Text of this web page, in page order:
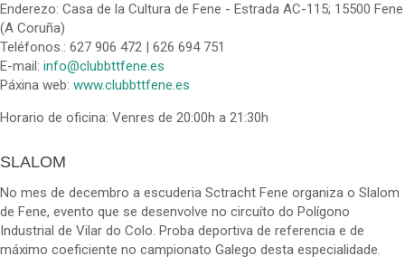
Enderezo: Casa de la Cultura de Fene - Estrada AC-115; 15500 Fene
(A Coruña)
Teléfonos.: 627 906 472 | 626 694 751
E-mail: info@clubbttfene.es
Páxina web: www.clubbttfene.es
Horario de oficina: Venres de 20:00h a 21:30h
SLALOM
No mes de decembro a escuderia Sctracht Fene organiza o Slalom
de Fene, evento que se desenvolve no circuíto do Polígono
Industrial de Vilar do Colo. Proba deportiva de referencia e de
máximo coeficiente no campionato Galego desta especialidade.